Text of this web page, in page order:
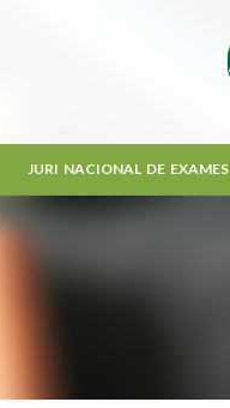
JURI NACIONAL DE EXAMES